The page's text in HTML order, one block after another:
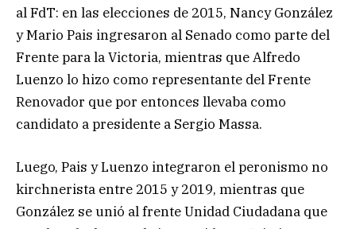
al FdT: en las elecciones de 2015, Nancy González
y Mario Pais ingresaron al Senado como parte del
Frente para la Victoria, mientras que Alfredo
Luenzo lo hizo como representante del Frente
Renovador que por entonces llevaba como
candidato a presidente a Sergio Massa.
Luego, Pais y Luenzo integraron el peronismo no
kirchnerista entre 2015 y 2019, mientras que
González se unió al frente Unidad Ciudadana que